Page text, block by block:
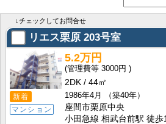
↓チェックしてお問合せ
リエス栗原 203号室
新着
マンション
5.2万円
3000円
2DK
44㎡
1986年4月
（築40年）
座間市栗原中央
小田急線 相武台前駅 徒歩